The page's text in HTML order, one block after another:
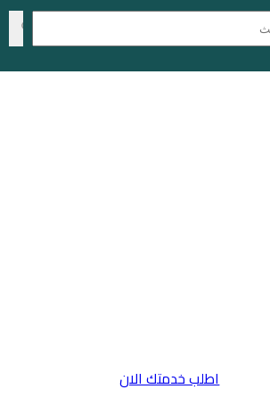
اطلب خدمتك الان